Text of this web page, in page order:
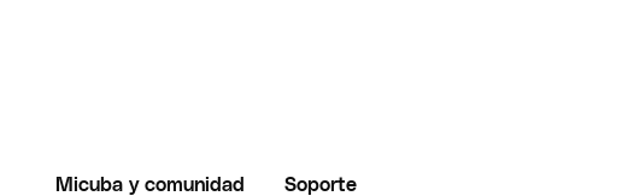
Micuba y comunidad Soporte